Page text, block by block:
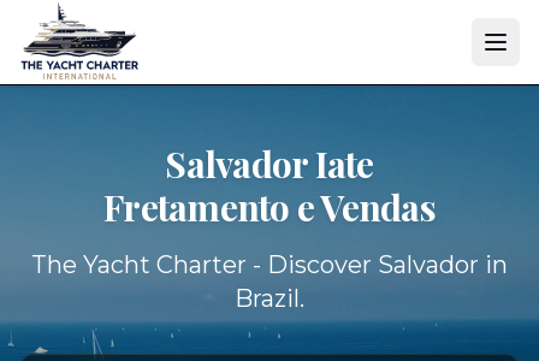
Salvador Iate
Fretamento e Vendas
The Yacht Charter - Discover Salvador in
Brazil.